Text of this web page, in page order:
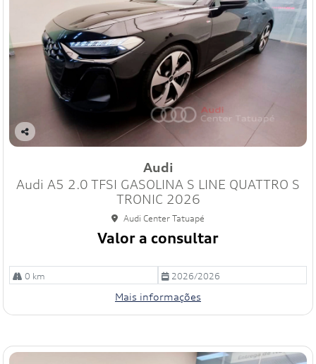
Co
ilh
Audi
Audi A5 2.0 TFSI GASOLINA S LINE QUATTRO S
TRONIC 2026
Audi Center Tatuapé
Valor a consultar
0 km 2026/2026
Mais informações